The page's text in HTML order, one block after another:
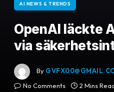
AI NEWS & TRENDS
OpenAI läckte
via
By
No Comments
2 Mins